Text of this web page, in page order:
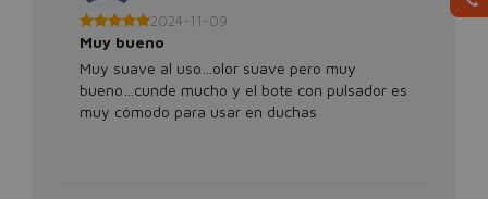
2024-11-09
Muy bueno
Muy suave al uso…olor suave pero muy
bueno…cunde mucho y el bote con pulsador es
muy cómodo para usar en duchas